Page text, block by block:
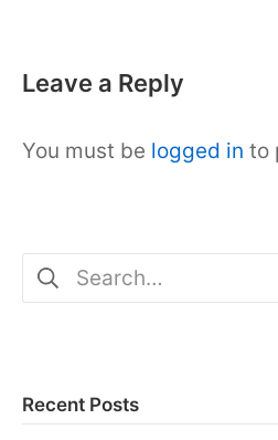
Leave a Reply
You must be logged in to
Search
for:
Recent Posts